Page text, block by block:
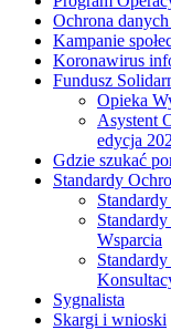
Ochrona
Kampanie
Koronawirus
Fundusz
Opieka
Asystent
edycja
Gdzie szukać
Standardy
Wsparcia
Sygnalista
Skargi i wnioski